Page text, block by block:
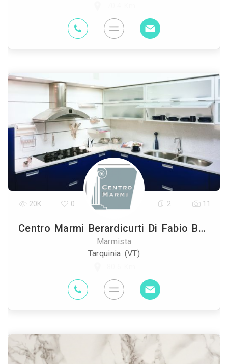
Centro Marmi Berardicurti Di Fabio Berardicurti Snc
Marmista
Tarquinia (VT)
20K 0 2 11